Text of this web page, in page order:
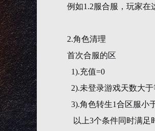
例如1.2服合服，玩家
2.角色清理
首次合服的区
1).充值=0
2).未登录游戏天数大于
3).角色转生1合区服小
以上3个条件同时满足